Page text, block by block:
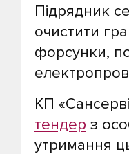
Підрядник
очистити
форсунки,
КП
тендер з
утримання